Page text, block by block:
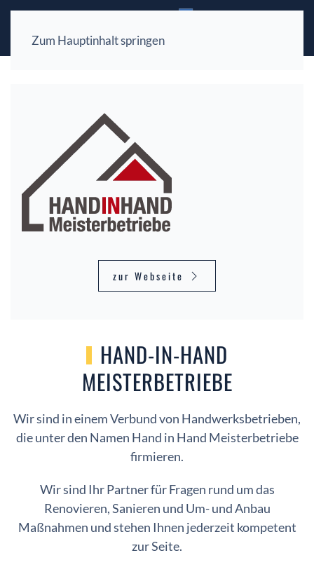
Zum Hauptinhalt springen
zur Webseite
HAND-IN-HAND
MEISTERBETRIEBE
Wir sind in einem Verbund von Handwerksbetrieben,
die unter den Namen Hand in Hand Meisterbetriebe
firmieren.
Wir sind Ihr Partner für Fragen rund um das
Renovieren, Sanieren und Um- und Anbau
Maßnahmen und stehen Ihnen jederzeit kompetent
zur Seite.